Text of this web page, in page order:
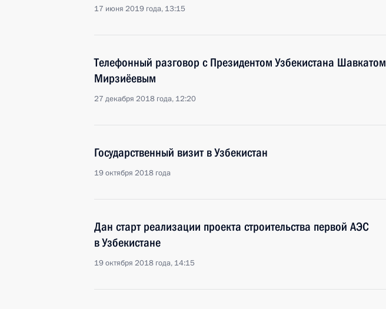
17 июня 2019 года, 13:15
Телефонный разговор с Президентом Узбекистана Шавкатом
Мирзиёевым
27 декабря 2018 года, 12:20
Государственный визит в Узбекистан
19 октября 2018 года
Дан старт реализации проекта строительства первой АЭС
в Узбекистане
19 октября 2018 года, 14:15